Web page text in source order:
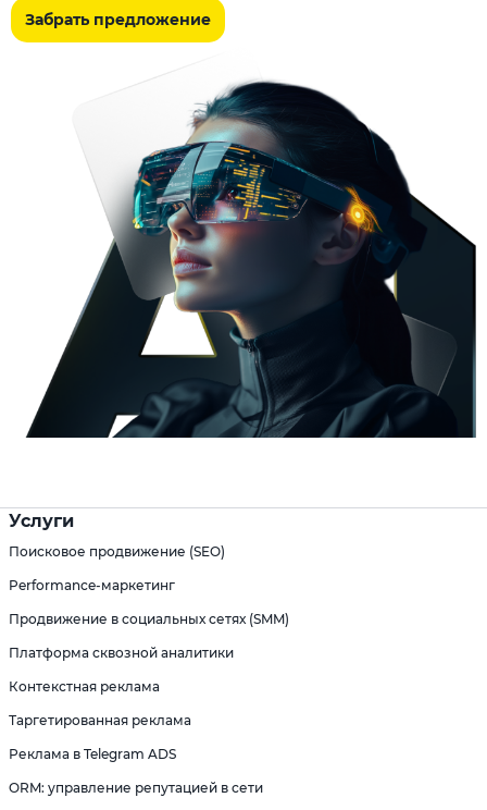
Забрать предложение
Услуги
Поисковое продвижение (SEO)
Performance-маркетинг
Продвижение в социальных сетях (SMM)
Платформа сквозной аналитики
Контекстная реклама
Таргетированная реклама
Реклама в Telegram ADS
ORM: управление репутацией в сети